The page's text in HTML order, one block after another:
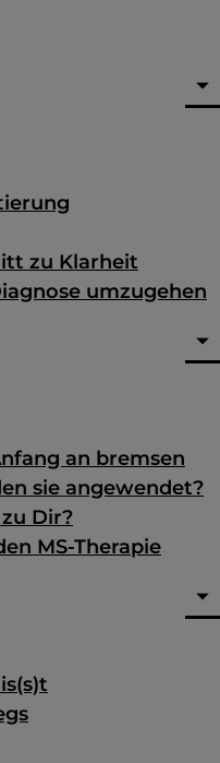
zu Klarheit
umzugehen
an bremsen
sie angewendet?
Dir?
MS-Therapie